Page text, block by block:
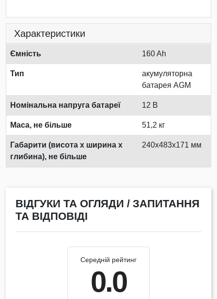
Характеристики
Ємність 160 Ah
Тип
акумуляторна
батарея AGM
Номінальна напруга батареї 12 В
Маса, не більше 51,2 кг
Габарити (висота х ширина х
глибина), не більше
240x483x171 мм
ВІДГУКИ ТА ОГЛЯДИ / ЗАПИТАННЯ
ТА ВІДПОВІДІ
Середній рейтинг
0.0